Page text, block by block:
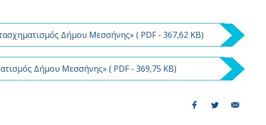
Δήμου Μεσσήνης» ( PDF- 367,62 KB)
Δήμου Μεσσήνης» ( PDF- 369,75 KB)